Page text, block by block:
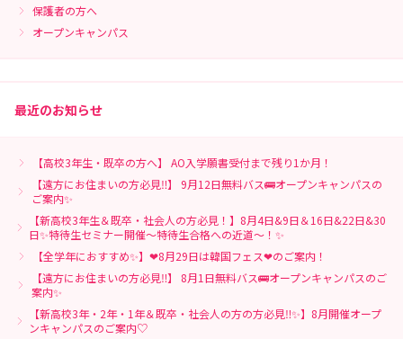
保護者の方へ
オープンキャンパス
最近のお知らせ
【高校3年生・既卒の方へ】 AO入学願書受付まで残り1か月！
【遠方にお住まいの方必見‼】 9月12日無料バス🚌オープンキャンパスの
ご案内✨
【新高校3年生＆既卒・社会人の方必見！】8月4日&9日＆16日&22日&30
日✨特待生セミナー開催～特待生合格への近道～！✨
【全学年におすすめ✨】❤8月29日は韓国フェス❤のご案内！
【遠方にお住まいの方必見‼】 8月1日無料バス🚌オープンキャンパスのご
案内✨
【新高校3年・2年・1年＆既卒・社会人の方の方必見‼✨】8月開催オープ
ンキャンパスのご案内♡